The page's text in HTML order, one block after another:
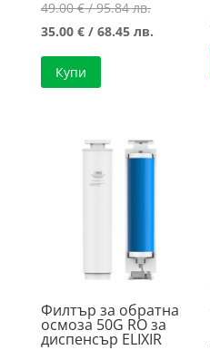
49.00€/ 95.84 лв.Original
price
35.00 €/ 68.45 лв.
68.45 лв..
Купи
Филтър за обратна
осмоза 50G RO за
диспенсър ELIXIR